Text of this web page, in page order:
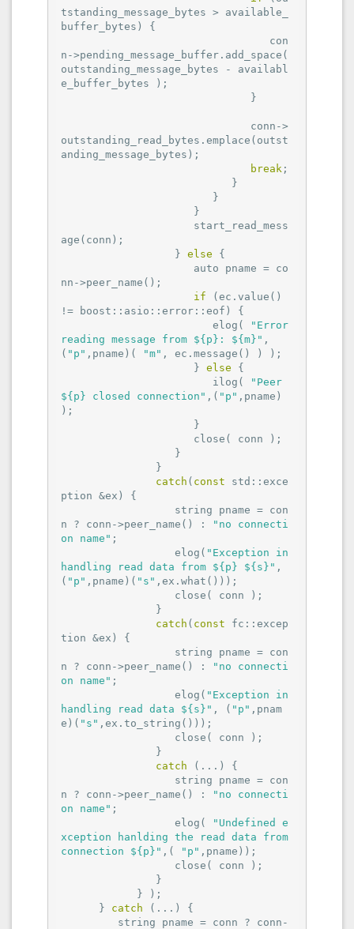
tstanding_message_bytes > available_
buffer_bytes) {
n->pending_message_buffer.add_space(
outstanding_message_bytes - availabl
e_buffer_bytes );
outstanding_read_bytes.emplace(outst
anding_message_bytes);
break ;
age(conn);
                  }
else {
nn->peer_name();
if (ec.value()
!= boost::asio::error::eof) {
                        elog(
"Error
reading message from ${p}: ${m}" ,
( "p" ,pname)( "m" , ec.message() ) );
                     }
else {
                        ilog(
"Peer
${p} closed connection" ,( "p" ,pname)
);
catch ( const std::exce
ption &ex) {
n ? conn->peer_name() :
"no connecti
on name" ;
                  elog(
"Exception in
handling read data from ${p} ${s}" ,
( "p" ,pname)( "s" ,ex.what()));
catch ( const fc::excep
tion &ex) {
n ? conn->peer_name() :
"no connecti
on name" ;
                  elog(
"Exception in
handling read data ${s}" , ( "p" ,pnam
e)( "s" ,ex.to_string()));
catch (...) {
n ? conn->peer_name() :
"no connecti
on name" ;
                  elog(
"Undefined e
xception hanlding the read data from
connection ${p}" ,( "p" ,pname));
      }
catch (...) {